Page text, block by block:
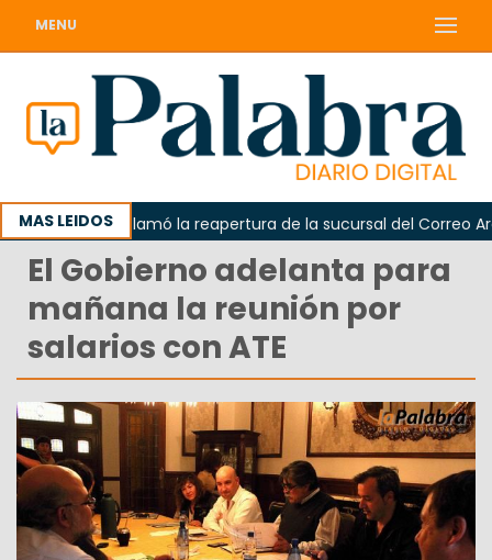
MENU
MAS LEIDOS
Odarda reclamó la reapertura de la sucursal del Correo
El Gobierno adelanta para
mañana la reunión por
salarios con ATE